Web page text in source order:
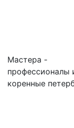
Мастера -
профессионалы
коренные